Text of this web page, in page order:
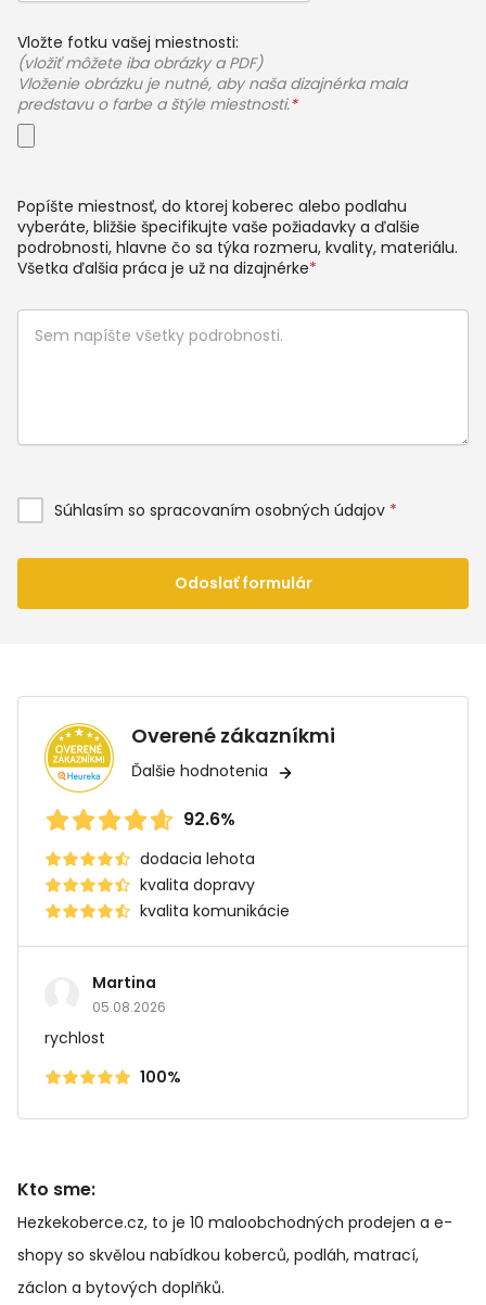
Vložte fotku vašej miestnosti:
(vložiť môžete iba obrázky a PDF)
Vloženie obrázku je nutné, aby naša dizajnérka mala
predstavu o farbe a štýle miestnosti.*
Popíšte miestnosť, do ktorej koberec alebo podlahu
vyberáte, bližšie špecifikujte vaše požiadavky a ďalšie
podrobnosti, hlavne čo sa týka rozmeru, kvality, materiálu.
Všetka ďalšia práca je už na dizajnérke*
Súhlasím so spracovaním osobných údajov *
Odoslať formulár
Overené zákazníkmi
Ďalšie hodnotenia
92.6%
dodacia lehota
kvalita dopravy
kvalita komunikácie
Martina
05.08.2026
rychlost
100%
Kto sme:
Hezkekoberce.cz, to je 10 maloobchodných prodejen a e-
shopy so skvělou nabídkou koberců, podláh, matrací,
záclon a bytových doplňků.